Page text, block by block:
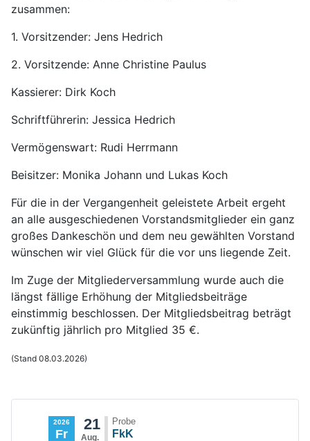
zusammen:
1. Vorsitzender: Jens Hedrich
2. Vorsitzende: Anne Christine Paulus
Kassierer: Dirk Koch
Schriftführerin: Jessica Hedrich
Vermögenswart: Rudi Herrmann
Beisitzer: Monika Johann und Lukas Koch
Für die in der Vergangenheit geleistete Arbeit ergeht
an alle ausgeschiedenen Vorstandsmitglieder ein ganz
großes Dankeschön und dem neu gewählten Vorstand
wünschen wir viel Glück für die vor uns liegende Zeit.
Im Zuge der Mitgliederversammlung wurde auch die
längst fällige Erhöhung der Mitgliedsbeiträge
einstimmig beschlossen. Der Mitgliedsbeitrag beträgt
zukünftig jährlich pro Mitglied 35 €.
(Stand 08.03.2026)